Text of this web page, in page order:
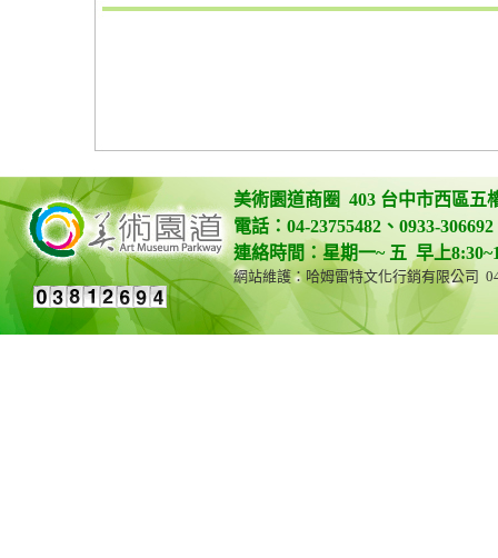
美術園道商圈 403 台中市西區五
電話：04-23755482、0933-
連絡時間：星期一~ 五 早上
網站維護：哈姆雷特文化行銷有限公司